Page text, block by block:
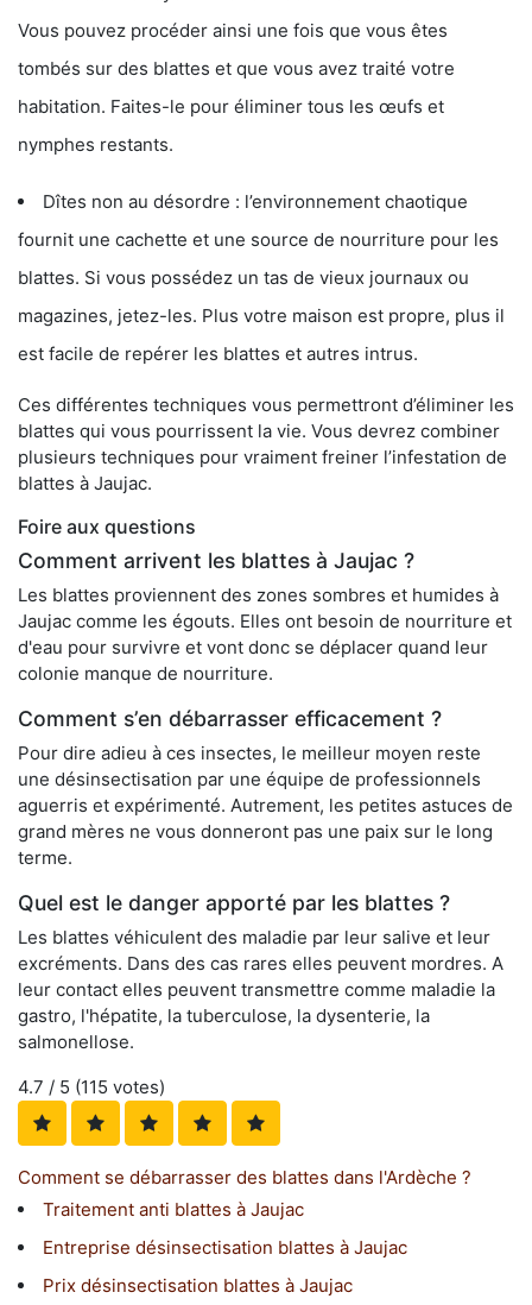
Vous pouvez procéder ainsi une fois que vous êtes
tombés sur des blattes et que vous avez traité votre
habitation. Faites-le pour éliminer tous les œufs et
nymphes restants.
Dîtes non au désordre : l’environnement chaotique
fournit une cachette et une source de nourriture pour les
blattes. Si vous possédez un tas de vieux journaux ou
magazines, jetez-les. Plus votre maison est propre, plus il
est facile de repérer les blattes et autres intrus.
Ces différentes techniques vous permettront d’éliminer les
blattes qui vous pourrissent la vie. Vous devrez combiner
plusieurs techniques pour vraiment freiner l’infestation de
blattes à Jaujac.
Foire aux questions
Comment arrivent les blattes à Jaujac ?
Les blattes proviennent des zones sombres et humides à
Jaujac comme les égouts. Elles ont besoin de nourriture et
d'eau pour survivre et vont donc se déplacer quand leur
colonie manque de nourriture.
Comment s’en débarrasser efficacement ?
Pour dire adieu à ces insectes, le meilleur moyen reste
une désinsectisation par une équipe de professionnels
aguerris et expérimenté. Autrement, les petites astuces de
grand mères ne vous donneront pas une paix sur le long
terme.
Quel est le danger apporté par les blattes ?
Les blattes véhiculent des maladie par leur salive et leur
excréments. Dans des cas rares elles peuvent mordres. A
leur contact elles peuvent transmettre comme maladie la
gastro, l'hépatite, la tuberculose, la dysenterie, la
salmonellose.
4.7 / 5 (115 votes)
Comment se débarrasser des blattes dans l'Ardèche ?
Traitement anti blattes à Jaujac
Entreprise désinsectisation blattes à Jaujac
Prix désinsectisation blattes à Jaujac